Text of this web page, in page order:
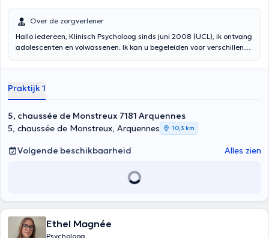
Over de zorgverlener
Hallo iedereen, Klinisch Psycholoog sinds juni 2008 (UCL), ik ontvang
adolescenten en volwassenen. Ik kan u begeleiden voor verschillende
leven, door uzelf beter te leren kennen, om te begrijpen hoe
in mijn kantoor in Arquennes elke maandag, dinsdag en donderdag,
in persoon of via videoconsultatie. 0479/85.35.38
Praktijk 1
5, chaussée de Monstreux 7181 Arquennes
5, chaussée de Monstreux, Arquennes
10,3 km
Volgende beschikbaarheid Alles zien
Ethel Magnée
Psycholoog